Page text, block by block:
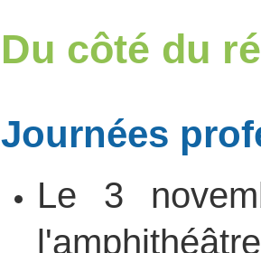
Du côté du
Journées
Le 3